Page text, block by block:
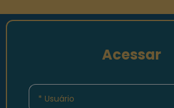
Acessar
* Usuário